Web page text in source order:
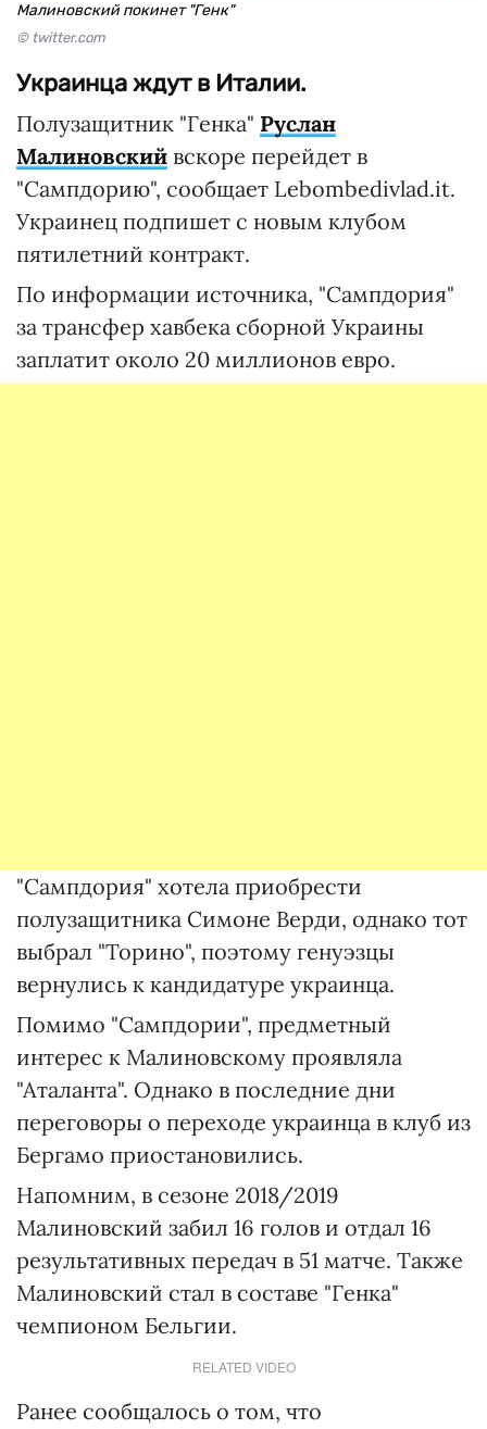
Малиновский покинет "Генк"
© twitter.com
Украинца ждут в Италии.
Полузащитник "Генка" Руслан
Малиновский вскоре перейдет в
"Сампдорию", сообщает Lebombedivlad.it.
Украинец подпишет с новым клубом
пятилетний контракт.
По информации источника, "Сампдория"
за трансфер хавбека сборной Украины
заплатит около 20 миллионов евро.
"Сампдория" хотела приобрести
полузащитника Симоне Верди, однако тот
выбрал "Торино", поэтому генуэзцы
вернулись к кандидатуре украинца.
Помимо "Сампдории", предметный
интерес к Малиновскому проявляла
"Аталанта". Однако в последние дни
переговоры о переходе украинца в клуб из
Бергамо приостановились.
Напомним, в сезоне 2018/2019
Малиновский забил 16 голов и отдал 16
результативных передач в 51 матче. Также
Малиновский стал в составе "Генка"
чемпионом Бельгии.
RELATED VIDEO
Ранее сообщалось о том, что